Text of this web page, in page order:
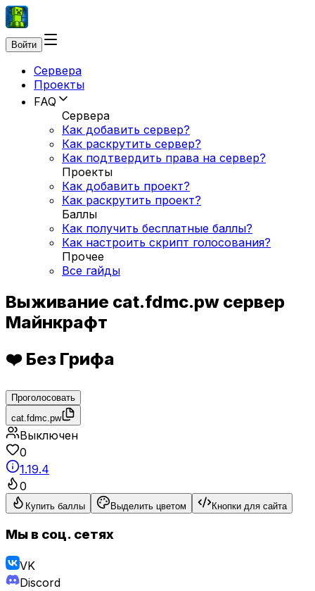
Войти
Сервера
Проекты
FAQ
Сервера
Как добавить сервер?
Как раскрутить сервер?
Как подтвердить права на сервер?
Проекты
Как добавить проект?
Как раскрутить проект?
Баллы
Как получить бесплатные баллы?
Как настроить скрипт голосования?
Прочее
Все гайды
Выживание cat.fdmc.pw сервер
Майнкрафт
❤️ Без Грифа
Проголосовать
cat.fdmc.pw
Выключен
0
1.19.4
0
Купить баллы Выделить цветом Кнопки для сайта
Мы в соц. сетях
VK
Discord